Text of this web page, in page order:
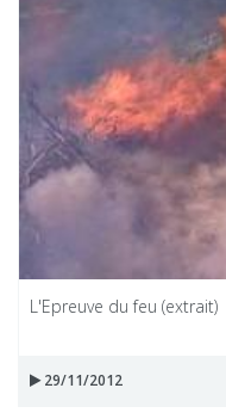
L'Epreuve du feu (extrait)
29/11/2012